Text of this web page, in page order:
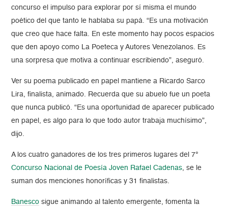
concurso el impulso para explorar por sí misma el mundo
poético del que tanto le hablaba su papá. “Es una motivación
que creo que hace falta. En este momento hay pocos espacios
que den apoyo como La Poeteca y Autores Venezolanos. Es
una sorpresa que motiva a continuar escribiendo”, aseguró.
Ver su poema publicado en papel mantiene a Ricardo Sarco
Lira, finalista, animado. Recuerda que su abuelo fue un poeta
que nunca publicó. “Es una oportunidad de aparecer publicado
en papel, es algo para lo que todo autor trabaja muchísimo”,
dijo.
A los cuatro ganadores de los tres primeros lugares del 7°
Concurso Nacional de Poesía Joven Rafael Cadenas, se le
suman dos menciones honoríficas y 31 finalistas.
Banesco sigue animando al talento emergente, fomenta la